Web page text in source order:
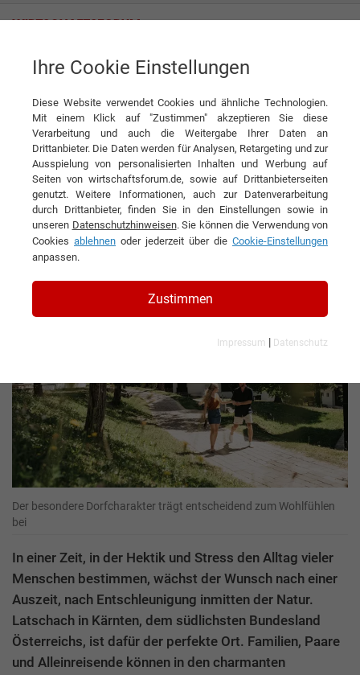
Naturel Hotels & Resorts GmbH Einfach ankommen
Interview Naturel Hotels & Resorts GmbH
DIESEN ARTIKEL EMPFEHLEN
Einfach ankommen
Interview mit Michaela Tiefenbacher,
Geschäftsführerin der Naturel Hotels &
Resorts GmbH
Der besondere Dorfcharakter trägt entscheidend zum Wohlfühlen
bei
In einer Zeit, in der Hektik und Stress den Alltag vieler
Menschen bestimmen, wächst der Wunsch nach einer
Auszeit, nach Entschleunigung inmitten der Natur.
Latschach in Kärnten, dem südlichsten Bundesland
Österreichs, ist dafür der perfekte Ort. Familien, Paare
und Alleinreisende können in den charmanten
Ihre Cookie Einstellungen
Diese Website verwendet Cookies und ähnliche Technologien.
Mit einem Klick auf "Zustimmen" akzeptieren Sie diese
Verarbeitung und auch die Weitergabe Ihrer Daten an
Drittanbieter. Die Daten werden für Analysen, Retargeting und zur
Ausspielung von personalisierten Inhalten und Werbung auf
Seiten von wirtschaftsforum.de, sowie auf Drittanbieterseiten
genutzt. Weitere Informationen, auch zur Datenverarbeitung
durch Drittanbieter, finden Sie in den Einstellungen sowie in
unseren Datenschutzhinweisen. Sie können die Verwendung von
Cookies ablehnen oder jederzeit über die Cookie-Einstellungen
anpassen.
Zustimmen
Impressum | Datenschutz